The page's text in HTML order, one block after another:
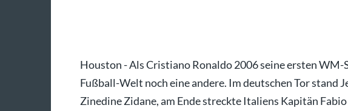
Houston - Als Cristiano Ronaldo 2006 seine ersten
Fußball-Welt noch eine andere. Im deutschen Tor stand
Zinedine Zidane, am Ende streckte Italiens Kapitän